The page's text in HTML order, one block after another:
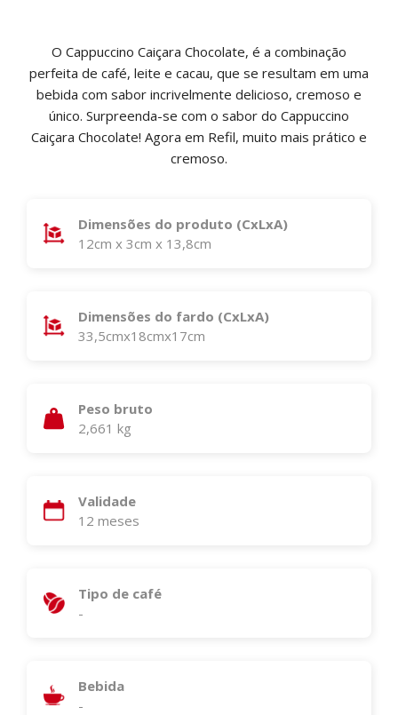
O Cappuccino Caiçara Chocolate, é a combinação
perfeita de café, leite e cacau, que se resultam em uma
bebida com sabor incrivelmente delicioso, cremoso e
único. Surpreenda-se com o sabor do Cappuccino
Caiçara Chocolate! Agora em Refil, muito mais prático e
cremoso.
Dimensões do produto (CxLxA)
12cm x 3cm x 13,8cm
Dimensões do fardo (CxLxA)
33,5cmx18cmx17cm
Peso bruto
2,661 kg
Validade
12 meses
Tipo de café
-
Bebida
-